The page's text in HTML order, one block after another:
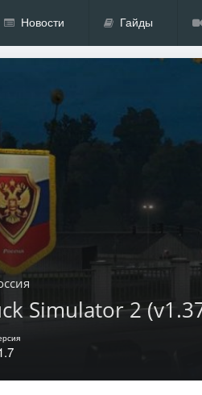
Новости Гайды
Simulator 2